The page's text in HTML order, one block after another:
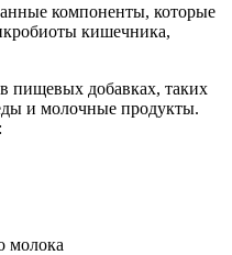
компоненты, которые
кишечника,
пищевых добавках, таких
и молочные продукты.
молока